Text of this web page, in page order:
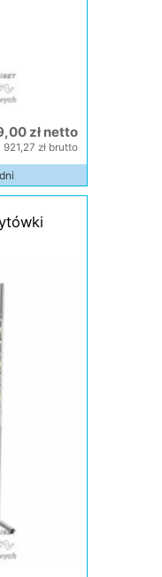
zł netto
921,27 zł brutto